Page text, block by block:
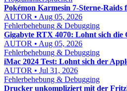
Pokémon Karmesin 7-Sterne-
AUTOR • Aug 05, 2026
Fehlerbehebung & Debugging
Gigabyte RTX 4070: Lohnt sich
AUTOR • Aug 05, 2026
Fehlerbehebung & Debugging
iMac 2024 Test: Lohnt sich der
AUTOR • Jul 31, 2026
Fehlerbehebung & Debugging
Drucker unkompliziert mit der